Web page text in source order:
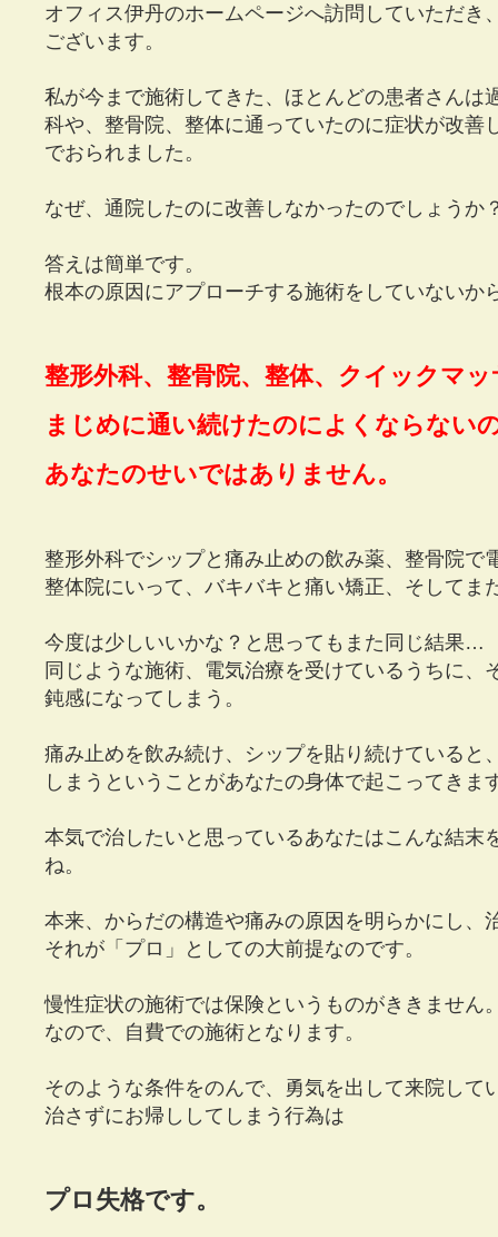
オフィス伊丹のホームページへ訪問していただき
ございます。
私が今まで施術してきた、ほとんどの患者さんは
科や、整骨院、整体に通っていたのに症状が改善
でおられました。
なぜ、通院したのに改善しなかったのでしょうか
答えは簡単です。
根本の原因にアプローチする施術をしていないか
整形外科、整骨院、整体、クイックマ
まじめに通い続けたのによくならない
あなたのせいではありません。
整形外科でシップと痛み止めの飲み薬、整骨院で
整体院にいって、バキバキと痛い矯正、そしてま
今度は少しいいかな？と思ってもまた同じ結果…
同じような施術、電気治療を受けているうちに、
鈍感になってしまう。
痛み止めを飲み続け、シップを貼り続けていると
しまうということがあなたの身体で起こってきま
本気で治したいと思っているあなたはこんな結末
ね。
本来、からだの構造や痛みの原因を明らかにし、
それが「プロ」としての大前提なのです。
慢性症状の施術では保険というものがききません
なので、自費での施術となります。
そのような条件をのんで、勇気を出して来院して
治さずにお帰ししてしまう行為は
プロ失格です。